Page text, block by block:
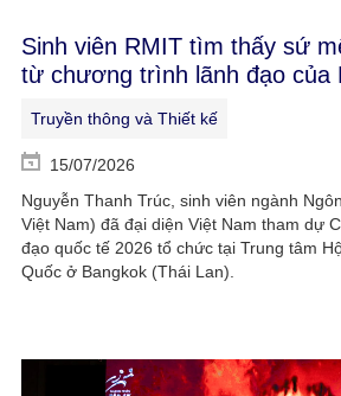
Sinh viên RMIT tìm thấy sứ
từ chương trình lãnh đạo của
Truyền thông và Thiết kế
15/07/2026
Nguyễn Thanh Trúc, sinh viên ngành
Việt Nam) đã đại diện Việt Nam tham dự
đạo quốc tế 2026 tổ chức tại Trung tâm
Quốc ở Bangkok (Thái Lan).